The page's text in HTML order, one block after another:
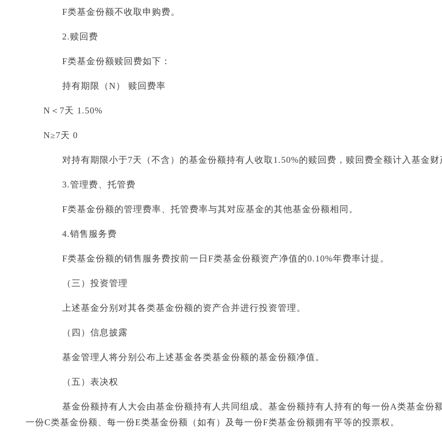
F类基金份额不收取申购费。
2.赎回费
F类基金份额赎回费如下：
持有期限（N） 赎回费率
N＜7天 1.50%
N≥7天 0
对持有期限小于7天（不含）的基金份额持有人收取1.50%的赎回费，赎回费全额计入基金财
3.管理费、托管费
F类基金份额的管理费率、托管费率与其对应基金的其他基金份额相同。
4.销售服务费
F类基金份额的销售服务费按前一日F类基金份额资产净值的0.10%年费率计提。
（三）投资管理
上述基金分别对其各类基金份额的资产合并进行投资管理。
（四）信息披露
基金管理人将分别公布上述基金各类基金份额的基金份额净值。
（五）表决权
基金份额持有人大会由基金份额持有人共同组成。基金份额持有人持有的每一份A类基金份
一份C类基金份额、每一份E类基金份额（如有）及每一份F类基金份额拥有平等的投票权。